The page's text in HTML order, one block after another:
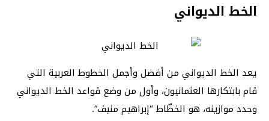
الخط الديواني
يعد الخط الديواني من أفضل وأجمل الخطوط العربية التي
قام بابتكارها العثمانيون، وأول من وضع قواعد الخط الديواني
وحدد موازينه، هو الخطّاط “إبراهيم منيف”.